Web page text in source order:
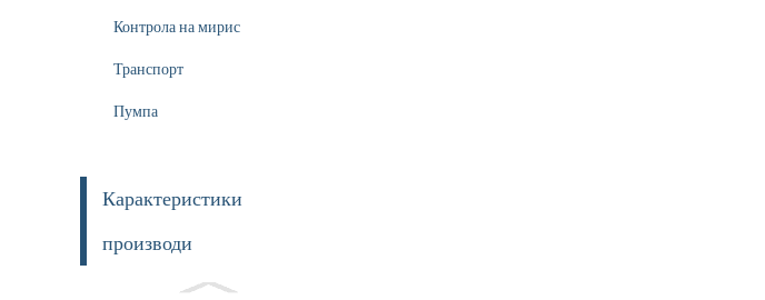
Контрола на мирис
Транспорт
Пумпа
Карактеристики
производи